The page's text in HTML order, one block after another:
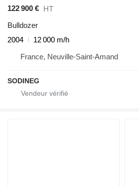
122 900 € HT
Bulldozer
2004
12 000 m/h
France, Neuville-Saint-Amand
SODINEG